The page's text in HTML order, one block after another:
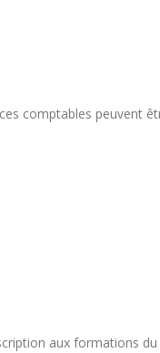
comptables peuvent
aux formations du